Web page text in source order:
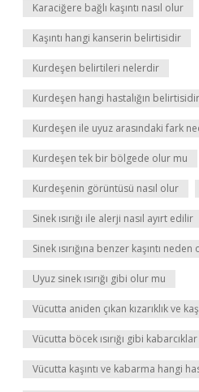
Karaciğere bağlı kaşıntı nasıl olur
Kaşıntı hangi kanserin belirtisidir
Kurdeşen belirtileri nelerdir
Kurdeşen hangi hastalığın belirtisidir
Kurdeşen ile uyuz arasındaki fark
Kurdeşen tek bir bölgede olur mu
Kurdeşenin görüntüsü nasıl olur
Sinek ısırığı ile alerji nasıl ayırt edilir
Sinek ısırığına benzer kaşıntı neden
Uyuz sinek ısırığı gibi olur mu
Vücutta aniden çıkan kızarıklık ve
Vücutta böcek ısırığı gibi
Vücutta kaşıntı ve kabarma hangi